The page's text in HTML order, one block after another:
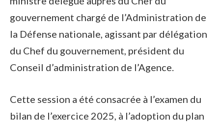
gouvernement chargé de l’Administration de
la Défense nationale, agissant par délégation
du Chef du gouvernement, président du
Conseil d’administration de l’Agence.
Cette session a été consacrée à l’examen du
bilan de l’exercice 2025, à l’adoption du plan